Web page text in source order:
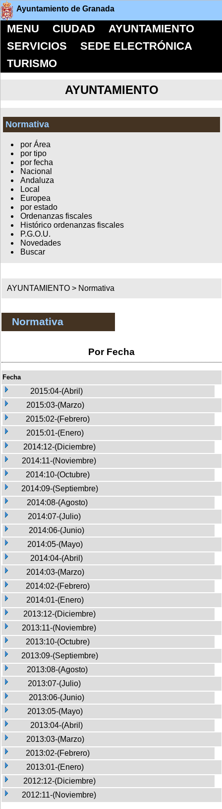
Ayuntamiento de Granada
MENU CIUDAD
AYUNTAMIENTO
SERVICIOS
SEDE ELECTRÓNICA
TURISMO
AYUNTAMIENTO
Normativa
por Área
por tipo
por fecha
Nacional
Andaluza
Local
Europea
por estado
Ordenanzas fiscales
Histórico ordenanzas fiscales
P.G.O.U.
Novedades
Buscar
AYUNTAMIENTO > Normativa
Normativa
Por Fecha
Fecha
2015:04-(Abril)
2015:03-(Marzo)
2015:02-(Febrero)
2015:01-(Enero)
2014:12-(Diciembre)
2014:11-(Noviembre)
2014:10-(Octubre)
2014:09-(Septiembre)
2014:08-(Agosto)
2014:07-(Julio)
2014:06-(Junio)
2014:05-(Mayo)
2014:04-(Abril)
2014:03-(Marzo)
2014:02-(Febrero)
2014:01-(Enero)
2013:12-(Diciembre)
2013:11-(Noviembre)
2013:10-(Octubre)
2013:09-(Septiembre)
2013:08-(Agosto)
2013:07-(Julio)
2013:06-(Junio)
2013:05-(Mayo)
2013:04-(Abril)
2013:03-(Marzo)
2013:02-(Febrero)
2013:01-(Enero)
2012:12-(Diciembre)
2012:11-(Noviembre)